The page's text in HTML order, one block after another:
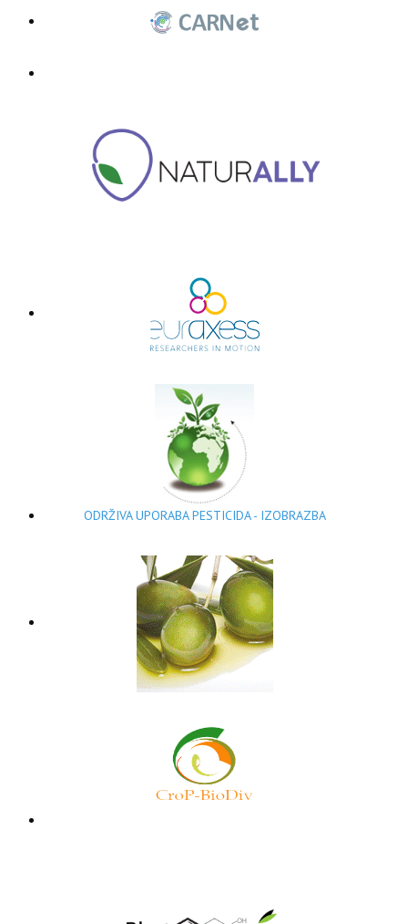
ODRŽIVA UPORABA PESTICIDA - IZOBRAZBA